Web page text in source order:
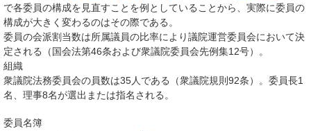
で各委員の構成を見直すことを例としていることから、実際に委員の
構成が大きく変わるのはその際である。
委員の会派割当数は所属議員の比率により議院運営委員会において決
定される（国会法第46条および衆議院委員会先例集12号）。
組織
衆議院法務委員会の員数は35人である（衆議院規則92条）。委員長1
名、理事8名が選出または指名される。
委員名簿